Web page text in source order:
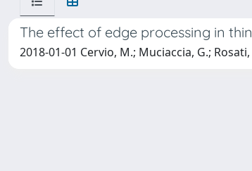
The effect of edge processing in
2018-01-01 Cervio, M.; Muciaccia, G.; Rosati,